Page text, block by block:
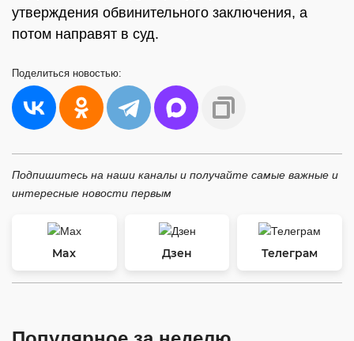
утверждения обвинительного заключения, а
потом направят в суд.
Поделиться новостью:
Подпишитесь на наши каналы и получайте самые важные и
интересные новости первым
Max Дзен Телеграм